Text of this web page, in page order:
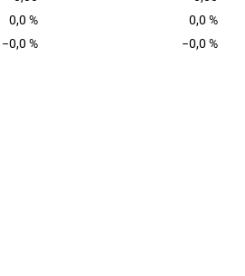
0,0 %
0,0 %
−0,0 % −0,0 %